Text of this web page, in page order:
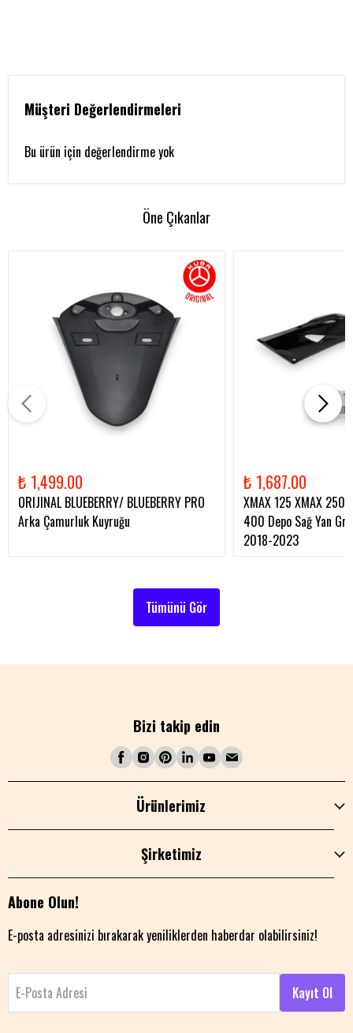
Müşteri Değerlendirmeleri
Bu ürün için değerlendirme yok
Öne Çıkanlar
₺ 1,499.00
ORIJINAL BLUEBERRY/ BLUEBERRY PRO
Arka Çamurluk Kuyruğu
₺ 1,687.00
XMAX 125 XMAX 250
400 Depo Sağ Yan
2018-2023
Tümünü Gör
Bizi takip edin
Ürünlerimiz
Şirketimiz
Abone Olun!
E-posta adresinizi bırakarak yeniliklerden haberdar olabilirsiniz!
E-Posta Adresi Kayıt Ol